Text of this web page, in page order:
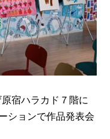
宿ハラカド７階に
ションで作品発表会